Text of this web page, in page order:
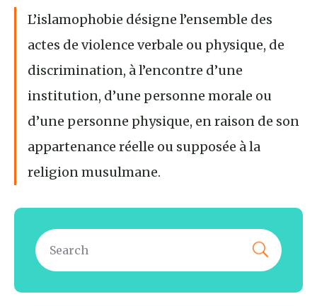
L’islamophobie désigne l’ensemble des
actes de violence verbale ou physique, de
discrimination, à l’encontre d’une
institution, d’une personne morale ou
d’une personne physique, en raison de son
appartenance réelle ou supposée à la
religion musulmane.